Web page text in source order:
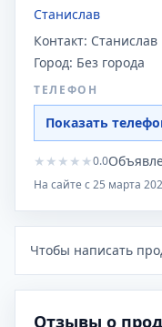
Станислав
Контакт: Станислав
Город: Без города
ТЕЛЕФОН
Показать
★ ★ ★ ★ ★0.0
На сайте с25 марта
Чтобы написать
Отзывы о